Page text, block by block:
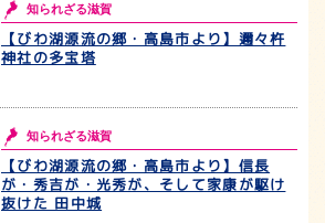
知られざる滋賀
【びわ湖源流の郷・高島市より】邇々杵
神社の多宝塔
知られざる滋賀
【びわ湖源流の郷・高島市より】信長
が・秀吉が・光秀が、そして家康が駆け
抜けた 田中城